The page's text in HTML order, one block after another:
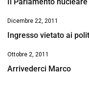
Il Parlamento nucleare
Dicembre 22, 2011
Ingresso vietato ai
Ottobre 2, 2011
Arrivederci Marco